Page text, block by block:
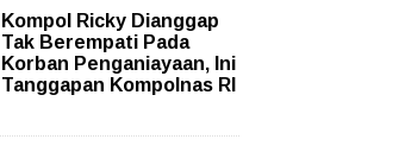
Kompol Ricky Dianggap
Tak Berempati Pada
Korban Penganiayaan, Ini
Tanggapan Kompolnas RI